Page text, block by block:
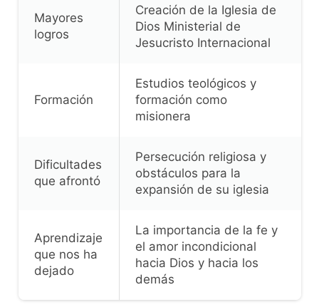
Mayores
logros
Creación de la Iglesia de
Dios Ministerial de
Jesucristo Internacional
Formación
Estudios teológicos y
formación como
misionera
Dificultades
que afrontó
Persecución religiosa y
obstáculos para la
expansión de su iglesia
Aprendizaje
que nos ha
dejado
La importancia de la fe y
el amor incondicional
hacia Dios y hacia los
demás